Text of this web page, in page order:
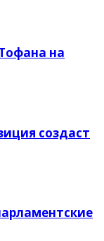
на
создаст